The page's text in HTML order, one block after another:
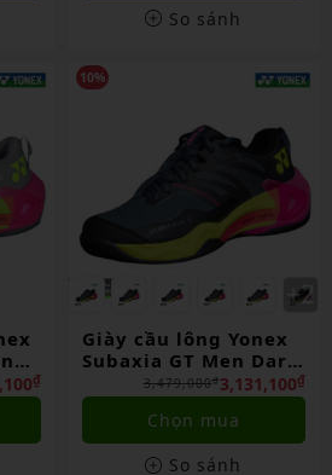
So sánh
₫
10%
Giày cầu lông Yonex
Subaxia GT Men Dark
Gray Chính Hãng3,131,100₫
3,479,000₫
Chọn mua
So sánh